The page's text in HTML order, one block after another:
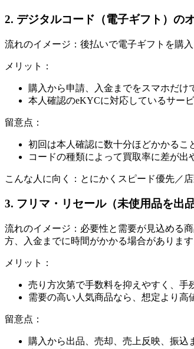
2. デジタルコード（電子ギフト）の
流れのイメージ：後払いで電子ギフトを購
メリット：
購入から申請、入金までをスマホだけ
本人確認のeKYCに対応しているサー
留意点：
初回は本人確認に数十分ほどかかるこ
コードの種類によって買取率に差が出
こんな人に向く：とにかくスピード優先／
3. フリマ・リセール（未使用品を出
流れのイメージ：必要性と需要が見込める
方、入金までに時間がかかる場合があります
メリット：
売り方次第で手数料を抑えやすく、手
需要の高い人気商品なら、想定より高
留意点：
購入から出品、売却、売上反映、振込